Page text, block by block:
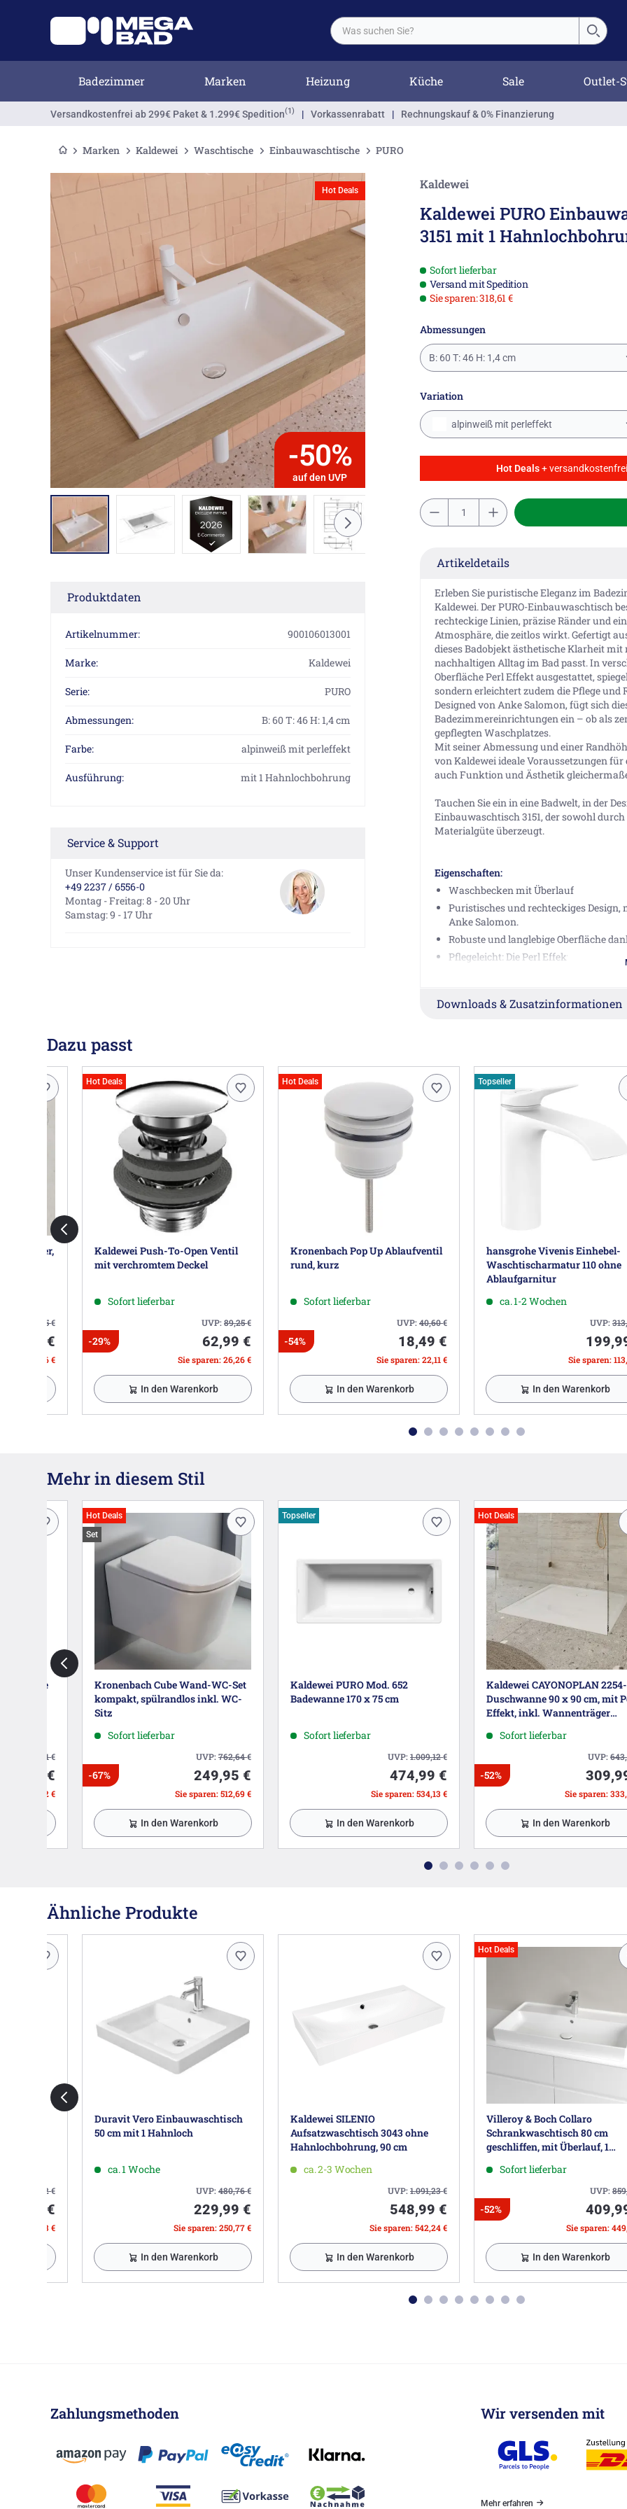
Badezimmer Marken Heizung Küche Sale Outlet-
Versandkostenfrei ab 299€ Paket & 1.299€ Spedition(1) | Vorkassenrabatt | Rechnungskauf & 0% Finanzierung
Marken Kaldewei Waschtische Einbauwaschtische PURO
Hot Deals
-50%
auf den UVP
Produktdaten
Artikelnummer: 900106013001
Marke: Kaldewei
Serie: PURO
Abmessungen: B: 60 T: 46 H: 1,4 cm
Farbe: alpinweiß mit perleffekt
Ausführung: mit 1 Hahnlochbohrung
Service & Support
Unser Kundenservice ist für Sie da:
+49 2237 / 6556-0
Montag - Freitag: 8 - 20 Uhr
Samstag: 9 - 17 Uhr
Kaldewei
Kaldewei PURO
3151 mit 1
Sofort lieferbar
Versand mit Spedition
Sie sparen: 318,61 €
Abmessungen
B: 60 T: 46 H: 1,4 cm
Variation
alpinweiß mit perleffekt
Hot Deals+
Artikeldetails
Erleben Sie puristische Eleganz im
Kaldewei. Der PURO-Einbauwaschtisch
rechteckige Linien, präzise Ränder und
Atmosphäre, die zeitlos wirkt. Gefertigt
dieses Badobjekt ästhetische Klarheit
nachhaltigen Alltag im Bad passt. In
Oberfläche Perl Effekt ausgestattet,
sondern erleichtert zudem die Pflege und
Designed von Anke Salomon, fügt sich
Badezimmereinrichtungen ein – ob als
gepflegten Waschplatzes.
Mit seiner Abmessung und einer
von Kaldewei ideale Voraussetzungen
auch Funktion und Ästhetik
Tauchen Sie ein in eine Badwelt, in der
Einbauwaschtisch 3151, der sowohl
Materialgüte überzeugt.
Eigenschaften:
Waschbecken mit Überlauf
Puristisches und rechteckiges
Anke Salomon.
Robuste und langlebige Oberfläche
Pflegeleicht: Die Perl Effekt
perfekt für eine Möbelintegration
alpinweiß oder schwarz. Aber auch in
Hinweis:Die Ablaufgarnitur ist nicht im
werden.
Herstellerinformationen
Franz Kaldewei GmbH & Co. KG,
Downloads & Zusatzinformationen
Dazu passt
71,85€
34,99 €
36,86 €
Hot Deals
Kaldewei Push-To-Open Ventil
mit verchromtem Deckel
Sofort lieferbar
UVP:89,25€
-29% 62,99 €
Sie sparen: 26,26 €
In den Warenkorb
Hot Deals
Kronenbach Pop Up Ablaufventil
rund, kurz
Sofort lieferbar
UVP:40,60€
-54% 18,49 €
Sie sparen: 22,11 €
In den Warenkorb
Topseller
hansgrohe Vivenis Einhebel-
Waschtischarmatur 110 ohne
Ablaufgarnitur
ca. 1-2 Wochen
UVP:
Sie sparen:
In den Warenkorb
Mehr in diesem Stil
1.545,81€
€
665,82 €
Hot Deals
Set
Kronenbach Cube Wand-WC-Set
kompakt, spülrandlos inkl. WC-
Sitz
Sofort lieferbar
UVP:762,64€
-67% 249,95 €
Sie sparen: 512,69 €
In den Warenkorb
Topseller
Kaldewei PURO Mod. 652
Badewanne 170 x 75 cm
Sofort lieferbar
UVP:1.009,12€
474,99 €
Sie sparen: 534,13 €
In den Warenkorb
Hot Deals
Kaldewei CAYONOPLAN
Duschwanne 90 x 90 cm, mit
Effekt, inkl. Wannenträger
Sofort lieferbar
UVP:
-52%
Sie sparen:
In den Warenkorb
Ähnliche Produkte
1.163,82€
€
413,83 €
Duravit Vero Einbauwaschtisch
50 cm mit 1 Hahnloch
ca. 1 Woche
UVP:480,76€
229,99 €
Sie sparen: 250,77 €
In den Warenkorb
Kaldewei SILENIO
Aufsatzwaschtisch 3043 ohne
Hahnlochbohrung, 90 cm
ca. 2-3 Wochen
UVP:1.091,23€
548,99 €
Sie sparen: 542,24 €
In den Warenkorb
Hot Deals
Villeroy & Boch Collaro
Schrankwaschtisch 80 cm
geschliffen, mit Überlauf, 1
Sofort lieferbar
UVP:
-52%
Sie sparen:
In den Warenkorb
Zahlungsmethoden Wir versenden mit
Mehr erfahren